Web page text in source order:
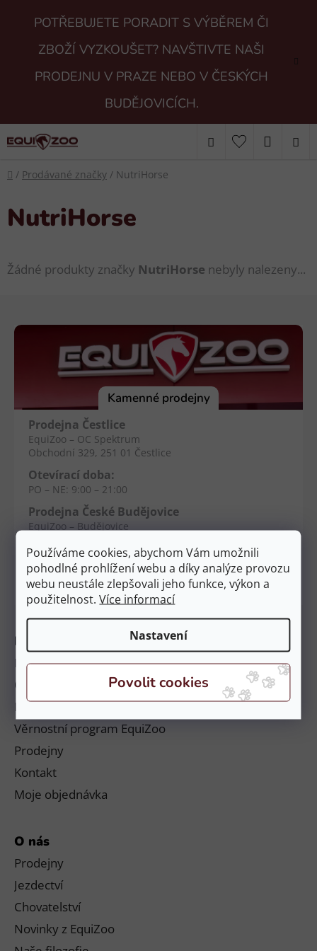
Používáme cookies, abychom Vám umožnili
pohodlné prohlížení webu a díky analýze provozu
webu neustále zlepšovali jeho funkce, výkon a
použitelnost.Více informací
Nastavení
POTŘEBUJETE PORADIT S VÝBĚREM ČI
ZBOŽÍ VYZKOUŠET? NAVŠTIVTE NAŠI
PRODEJNU V PRAZE NEBO V ČESKÝCH
BUDĚJOVICÍCH.
Hledat
Domů
/ Prodávané značky / NutriHorse
NutriHorse
Žádné produkty značky NutriHorse nebyly nalezeny...
Informace
Platby a doručení
Obchodní podmínky a reklamační řád
Podmínky ochrany osobních údajů
Věrnostní program EquiZoo
Prodejny
Kontakt
Moje objednávka
O nás
Prodejny
Jezdectví
Chovatelství
Novinky z EquiZoo
Kamenné prodejny
Prodejna Čestlice
EquiZoo – OC Spektrum
Obchodní 329, 251 01 Čestlice
Otevírací doba:
PO – NE: 9:00 – 21:00
Prodejna České Budějovice
EquiZoo – Budějovice
Otevírací doba:
PO – NE: 9:00 – 20:00